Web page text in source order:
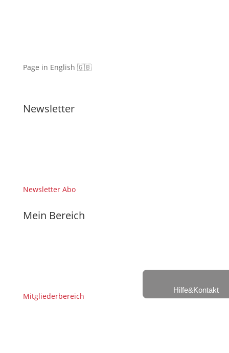
Page in English 🇬🇧
Newsletter
Newsletter Abo
Mein Bereich
Mitgliederbereich
Hilfe&Kontakt